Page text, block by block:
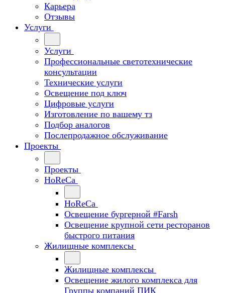
Карьера
Отзывы
Услуги
Услуги
Профессиональные светотехнические
консультации
Технические услуги
Освещение под ключ
Цифровые услуги
Изготовление по вашему тз
Подбор аналогов
Послепродажное обслуживание
Проекты
Проекты
HoReCa
HoReCa
Освещение бургерной #Farsh
Освещение крупной сети ресторанов
быстрого питания
Жилищные комплексы
Жилищные комплексы
Освещение жилого комплекса для
Группы компаний ПИК